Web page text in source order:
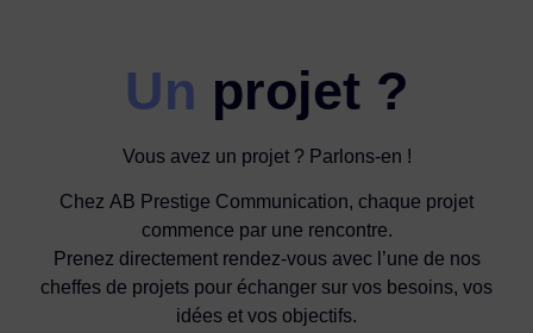
Un projet ?
Vous avez un projet ? Parlons-en !
Chez AB Prestige Communication, chaque projet
commence par une rencontre.
Prenez directement rendez-vous avec l’une de nos
cheffes de projets pour échanger sur vos besoins, vos
idées et vos objectifs.